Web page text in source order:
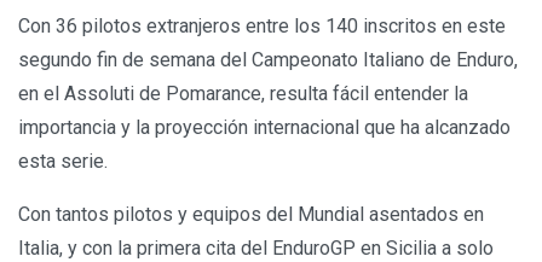
Con 36 pilotos extranjeros entre los 140 inscritos en este
segundo fin de semana del Campeonato Italiano de Enduro,
en el Assoluti de Pomarance, resulta fácil entender la
importancia y la proyección internacional que ha alcanzado
esta serie.
Con tantos pilotos y equipos del Mundial asentados en
Italia, y con la primera cita del EnduroGP en Sicilia a solo